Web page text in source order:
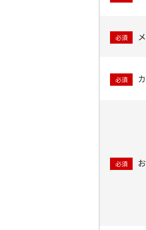
必須
必須
必須